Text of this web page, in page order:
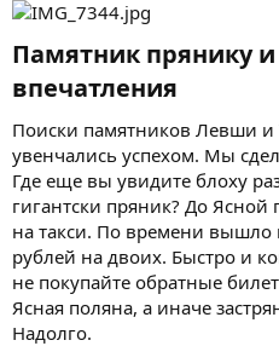
Памятник прянику
впечатления​
Поиски памятников Левши и
увенчались успехом. Мы
Где еще вы увидите блоху
гигантски пряник? До
на такси. По времени вышло
рублей на двоих. Быстро и
не покупайте обратные
Ясная поляна, а иначе
Надолго.